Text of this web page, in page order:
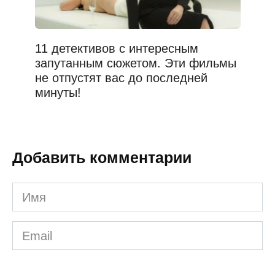
11 детективов с интересным
запутанным сюжетом. Эти фильмы
не отпустят вас до последней
минуты!
Добавить комментарии
Имя
*
Email
*